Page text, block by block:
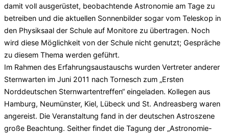
damit voll ausgerüstet, beobachtende Astronomie am Tage zu
betreiben und die aktuellen Sonnenbilder sogar vom Teleskop in
den Physiksaal der Schule auf Monitore zu übertragen. Noch
wird diese Möglichkeit von der Schule nicht genutzt; Gespräche
zu diesem Thema werden geführt.
Im Rahmen des Erfahrungsaustauschs wurden Vertreter anderer
Sternwarten im Juni 2011 nach Tornesch zum „Ersten
Norddeutschen Sternwartentreffen“ eingeladen. Kollegen aus
Hamburg, Neumünster, Kiel, Lübeck und St. Andreasberg waren
angereist. Die Veranstaltung fand in der deutschen Astroszene
große Beachtung. Seither findet die Tagung der „Astronomie-